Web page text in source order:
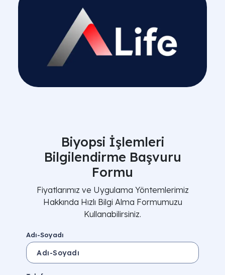
Biyopsi İşlemleri
Bilgilendirme Başvuru
Formu
Fiyatlarımız ve Uygulama Yöntemlerimiz
Hakkında Hızlı Bilgi Alma Formumuzu
Kullanabilirsiniz.
Adı-Soyadı